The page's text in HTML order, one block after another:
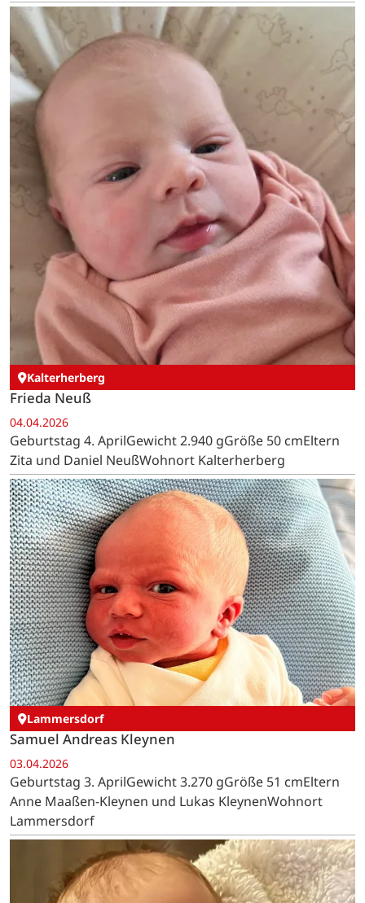
Kalterherberg
Frieda Neuß
04.04.2026
Geburtstag 4. AprilGewicht 2.940 gGröße 50 cmEltern
Zita und Daniel NeußWohnort Kalterherberg
Lammersdorf
Samuel Andreas Kleynen
03.04.2026
Geburtstag 3. AprilGewicht 3.270 gGröße 51 cmEltern
Anne Maaßen-Kleynen und Lukas KleynenWohnort
Lammersdorf